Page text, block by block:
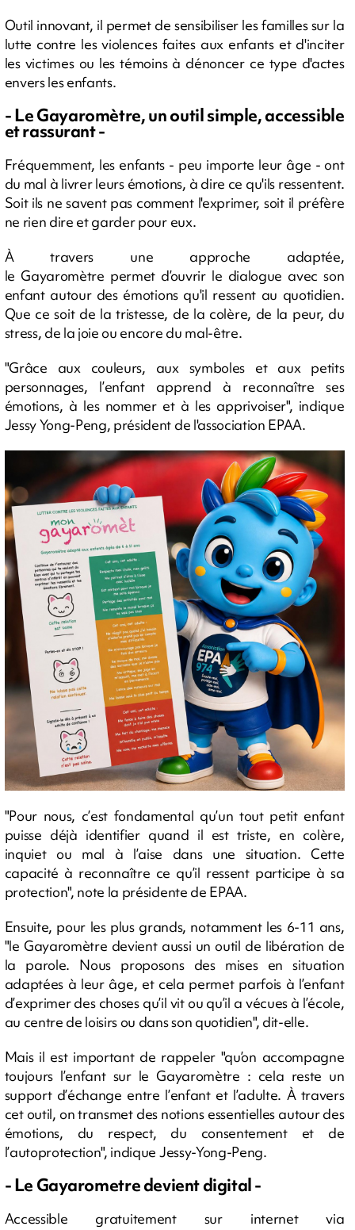
Outil innovant, il permet de sensibiliser les familles sur la
lutte contre les violences faites aux enfants et d'inciter
les victimes ou les témoins à dénoncer ce type d'actes
envers les enfants.
- Le Gayaromètre, un outil simple, accessible
et rassurant -
Fréquemment, les enfants - peu importe leur âge - ont
du mal à livrer leurs émotions, à dire ce qu'ils ressentent.
Soit ils ne savent pas comment l'exprimer, soit il préfère
ne rien dire et garder pour eux.
À travers une approche adaptée,
le Gayaromètre permet d’ouvrir le dialogue avec son
enfant autour des émotions qu'il ressent au quotidien.
Que ce soit de la tristesse, de la colère, de la peur, du
stress, de la joie ou encore du mal-être.
"Grâce aux couleurs, aux symboles et aux petits
personnages, l’enfant apprend à reconnaître ses
émotions, à les nommer et à les apprivoiser", indique
Jessy Yong-Peng, président de l'association EPAA.
"Pour nous, c’est fondamental qu’un tout petit enfant
puisse déjà identifier quand il est triste, en colère,
inquiet ou mal à l’aise dans une situation. Cette
capacité à reconnaître ce qu’il ressent participe à sa
protection", note la présidente de EPAA.
Ensuite, pour les plus grands, notamment les 6-11 ans,
"le Gayaromètre devient aussi un outil de libération de
la parole. Nous proposons des mises en situation
adaptées à leur âge, et cela permet parfois à l’enfant
d’exprimer des choses qu’il vit ou qu’il a vécues à l’école,
au centre de loisirs ou dans son quotidien", dit-elle.
Mais il est important de rappeler "qu’on accompagne
toujours l’enfant sur le Gayaromètre : cela reste un
support d’échange entre l’enfant et l’adulte. À travers
cet outil, on transmet des notions essentielles autour des
émotions, du respect, du consentement et de
l’autoprotection", indique Jessy-Yong-Peng.
- Le Gayarometre devient digital -
Accessible gratuitement sur internet via